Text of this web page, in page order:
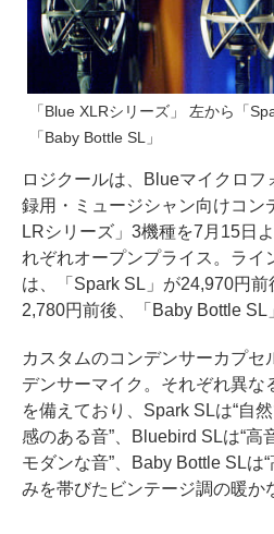
「Blue XLRシリーズ」 左から「
「Baby Bottle SL」
ロジクールは、Blueマイクロ
録用・ミュージシャン向けコン
LRシリーズ」3機種を7月15日
れぞれオープンプライス。ライ
は、「Spark SL」が24,970円
2,780円前後、「Baby Bottle SL
カスタムのコンデンサーカプセ
デンサーマイク。それぞれ異な
を備えており、Spark SLは“自
感のある音”、Bluebird SLは“高
モダンな音”、Baby Bottle SLは
みを帯びたビンテージ調の暖か